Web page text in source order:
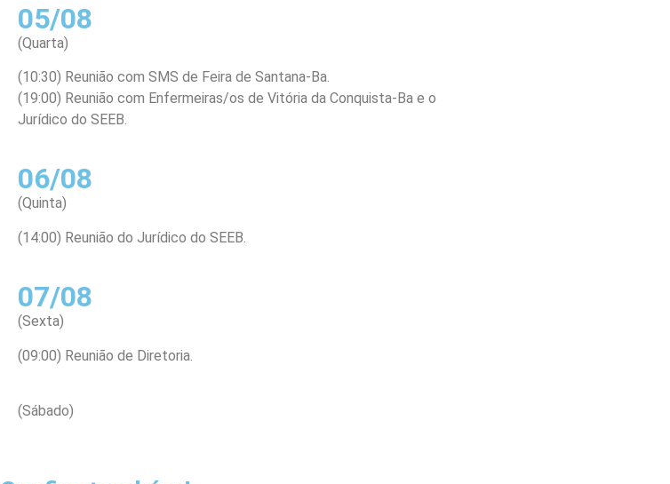
05/08
(Quarta)
(10:30) Reunião com SMS de Feira de Santana-Ba.
(19:00) Reunião com Enfermeiras/os de Vitória da Conquista-Ba e o
Jurídico do SEEB.
06/08
(Quinta)
(14:00) Reunião do Jurídico do SEEB.
07/08
(Sexta)
(09:00) Reunião de Diretoria.
(Sábado)